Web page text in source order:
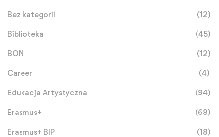
Bez kategorii (12)
Biblioteka (45)
BON (12)
Career (4)
Edukacja Artystyczna (94)
Erasmus+ (68)
Erasmus+ BIP (18)